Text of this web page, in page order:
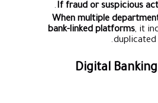
If fraud or suspicious
.
When multiple
bank-linked platforms, it
duplicated
Digital